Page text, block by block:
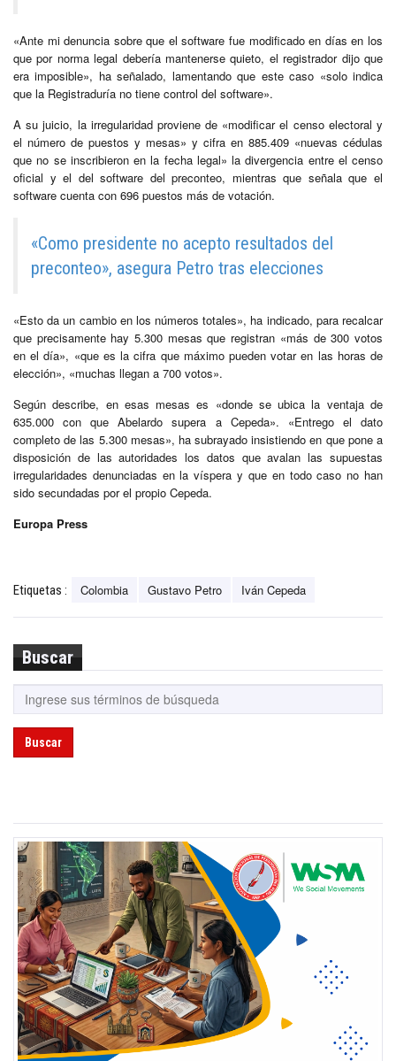
«Ante mi denuncia sobre que el software fue modificado en días en los
que por norma legal debería mantenerse quieto, el registrador dijo que
era imposible», ha señalado, lamentando que este caso «solo indica
que la Registraduría no tiene control del software».
A su juicio, la irregularidad proviene de «modificar el censo electoral y
el número de puestos y mesas» y cifra en 885.409 «nuevas cédulas
que no se inscribieron en la fecha legal» la divergencia entre el censo
oficial y el del software del preconteo, mientras que señala que el
software cuenta con 696 puestos más de votación.
«Como presidente no acepto resultados del
preconteo», asegura Petro tras elecciones
«Esto da un cambio en los números totales», ha indicado, para recalcar
que precisamente hay 5.300 mesas que registran «más de 300 votos
en el día», «que es la cifra que máximo pueden votar en las horas de
elección», «muchas llegan a 700 votos».
Según describe, en esas mesas es «donde se ubica la ventaja de
635.000 con que Abelardo supera a Cepeda». «Entrego el dato
completo de las 5.300 mesas», ha subrayado insistiendo en que pone a
disposición de las autoridades los datos que avalan las supuestas
irregularidades denunciadas en la víspera y que en todo caso no han
sido secundadas por el propio Cepeda.
Europa Press
Etiquetas : Colombia Gustavo Petro Iván Cepeda
Buscar
Buscar